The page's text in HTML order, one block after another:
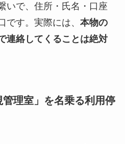
いで、住所・氏名・口座
です。実際には、 本物の
連絡してくることは絶対
理室」を名乗る利用停